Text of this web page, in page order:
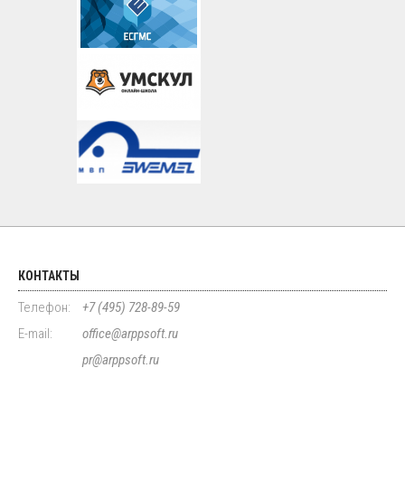
КОНТАКТЫ
Телефон:
+7 (495) 728-89-59
E-mail:
office@arppsoft.ru
pr@arppsoft.ru